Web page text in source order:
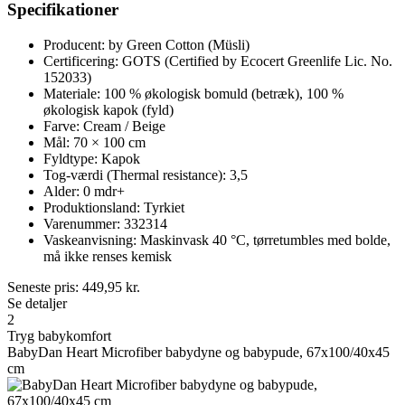
Specifikationer
Producent: by Green Cotton (Müsli)
Certificering: GOTS (Certified by Ecocert Greenlife Lic. No.
152033)
Materiale: 100 % økologisk bomuld (betræk), 100 %
økologisk kapok (fyld)
Farve: Cream / Beige
Mål: 70 × 100 cm
Fyldtype: Kapok
Tog-værdi (Thermal resistance): 3,5
Alder: 0 mdr+
Produktionsland: Tyrkiet
Varenummer: 332314
Vaskeanvisning: Maskinvask 40 °C, tørretumbles med bolde,
må ikke renses kemisk
Seneste pris: 449,95 kr.
Se detaljer
2
Tryg babykomfort
BabyDan Heart Microfiber babydyne og babypude, 67x100/40x45
cm